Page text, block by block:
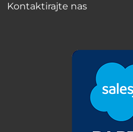
Kontaktirajte nas